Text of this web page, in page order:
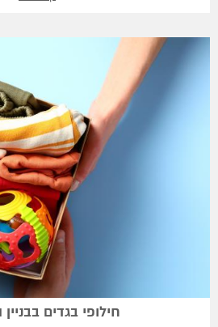
חילופי בגדים